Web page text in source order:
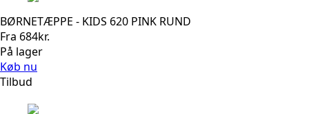
BØRNETÆPPE - KIDS 620 PINK RUND
Fra 684kr.
På lager
Køb nu
Tilbud